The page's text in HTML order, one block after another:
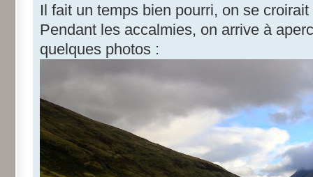
Il fait un temps bien pourri, on se
Pendant les accalmies, on arrive à
quelques photos :